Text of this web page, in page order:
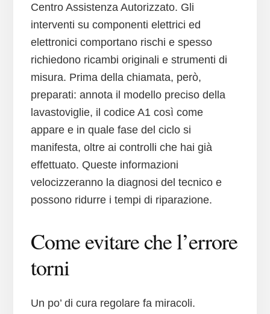
Centro Assistenza Autorizzato. Gli
interventi su componenti elettrici ed
elettronici comportano rischi e spesso
richiedono ricambi originali e strumenti di
misura. Prima della chiamata, però,
preparati: annota il modello preciso della
lavastoviglie, il codice A1 così come
appare e in quale fase del ciclo si
manifesta, oltre ai controlli che hai già
effettuato. Queste informazioni
velocizzeranno la diagnosi del tecnico e
possono ridurre i tempi di riparazione.
Come evitare che l’errore
torni
Un po’ di cura regolare fa miracoli.